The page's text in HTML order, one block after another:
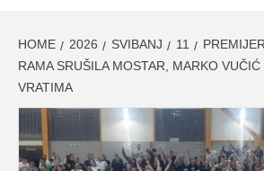
HOME 2026 SVIBANJ 11
RAMA SRUŠILA MOSTAR, MARKO
VRATIMA